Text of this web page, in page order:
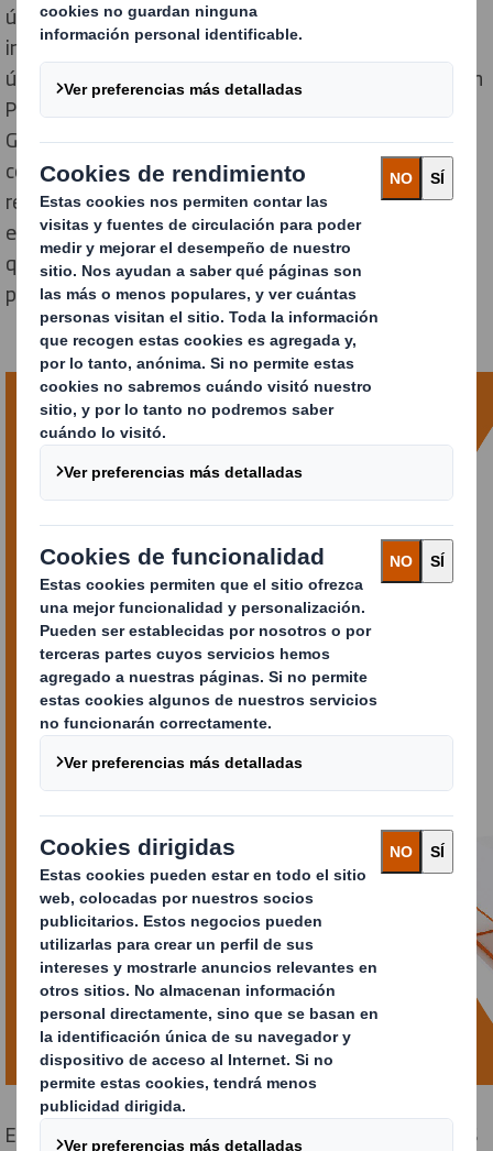
único espacio a los principales proveedores de la
industria del embalaje y la logística, tratándose del
único evento de estas características que se celebra en
Portugal. La empresa organizadora Easyfairs UK &
Global estima que el evento contará en esta ocasión
con más de 100 proveedores que buscarán dar
respuesta a todas las necesidades en materia de
embalaje, envasado, tecnología, logística y servicios
que su negocio pueda requerir y 4.000 visitantes
profesionales.
El Pabellón 2 de Exponor albergará el stand (E30) de DS